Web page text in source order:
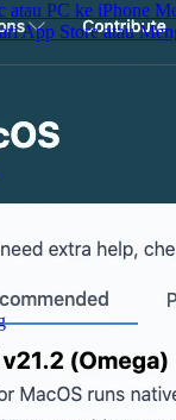
PC ke iPhone
App Store atau